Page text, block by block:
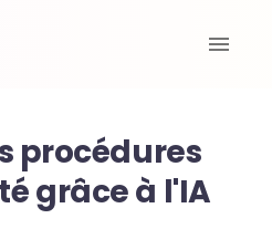
procédures
grâce à l'IA